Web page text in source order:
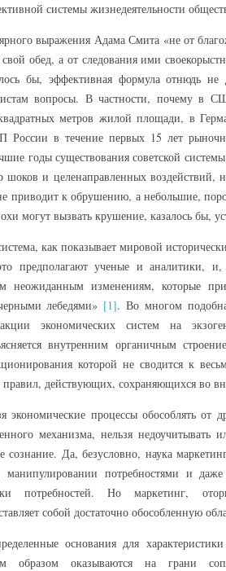
системы жизнедеятельности
выражения Адама Смита «не от
обед, а от следования ими
бы, эффективная формула отнюдь не
вопросы. В частности, почему в
метров жилой площади, в
России в течение первых 15 лет
годы существования советской
шоков и целенаправленных воздействий,
приводит к обрушению, а небольшие,
могут вызвать крушение, казалось бы,
как показывает мировой
предполагают ученые и аналитики,
неожиданным изменениям, которые
лебедями» [1]. Во многом
экономических систем на
внутренним органичным
которой не сводится к
действующих, сохраняющихся во
экономические процессы обособлять от
механизма, нельзя недоучитывать
сознание. Да, безусловно, наука
манипулировании потребностями и
потребностей. Но маркетинг,
собой достаточно обособленную
основания для
образом оказываются на грани